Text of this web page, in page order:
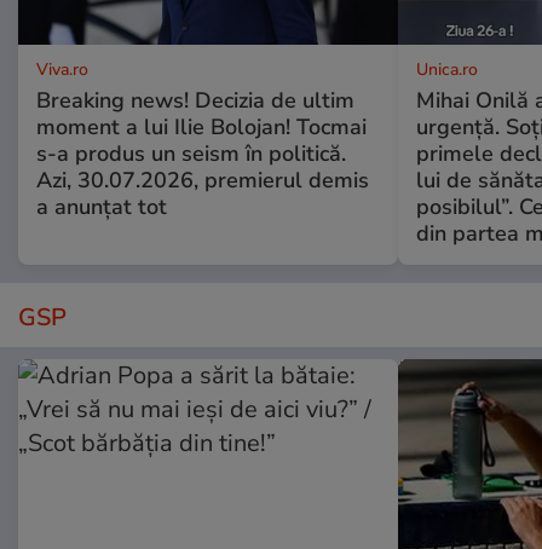
Viva.ro
Breaking news! Decizia de ultim
moment a lui Ilie Bolojan! Tocmai
s-a produs un seism în politică.
Azi, 30.07.2026, premierul demis
a anunțat tot
Unica.ro
Mihai Onilă
urgență.
primele
lui de
posibilul”.
din partea
GSP